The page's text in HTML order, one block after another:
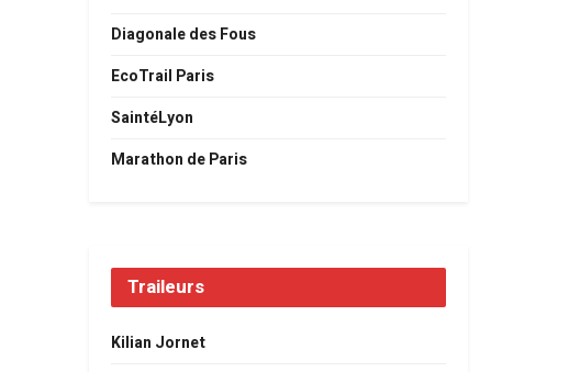
Diagonale des Fous
EcoTrail Paris
SaintéLyon
Marathon de Paris
Traileurs
Kilian Jornet